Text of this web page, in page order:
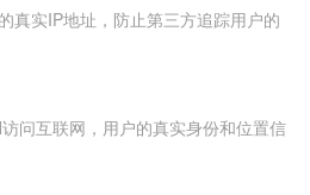
真实IP地址，防止第三方追踪用户的
问互联网，用户的真实身份和位置信